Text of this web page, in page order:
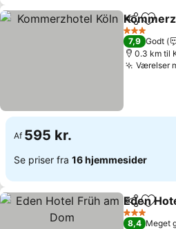
Del Føj
3 Stjerner
7,9 Godt
0.3 km til
Værelser
Af 595 kr.
Se priser fra 16 hjemmesider
Del Føj
Eden
3 Stjerner
8,4 Meget